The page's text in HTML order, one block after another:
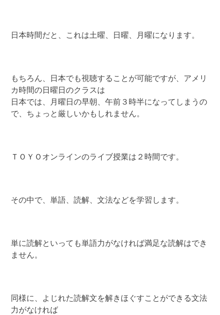
日本時間だと、これは土曜、日曜、月曜になります。
もちろん、日本でも視聴することが可能ですが、アメリ
カ時間の日曜日のクラスは
日本では、月曜日の早朝、午前３時半になってしまうの
で、ちょっと厳しいかもしれません。
ＴＯＹＯオンラインのライブ授業は２時間です。
その中で、単語、読解、文法などを学習します。
単に読解といっても単語力がなければ満足な読解はでき
ません。
同様に、よじれた読解文を解きほぐすことができる文法
力がなければ